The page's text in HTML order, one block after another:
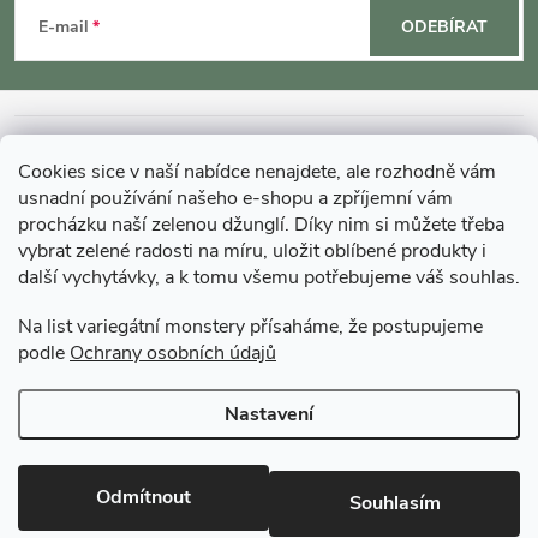
Cookies sice v naší nabídce nenajdete, ale rozhodně vám
usnadní používání našeho e-shopu a zpříjemní vám
procházku naší zelenou džunglí. Díky nim si můžete třeba
vybrat zelené radosti na míru, uložit oblíbené produkty i
další vychytávky, a k tomu všemu potřebujeme váš souhlas.
Na list variegátní monstery přísaháme, že postupujeme
podle Ochrany osobních údajů
Nastavení
Odmítnout Souhlasím
í
p
r
v
k
y
v
p
i
p
a
E-mail ODEBÍRAT
MOHLO BY VÁS ZAJÍMAT
O GARDNERS
Gardners Design - Projekt, realizace a údržba zahrad a interiérů
Copyright 2026Gardners-eshop.cz. Všechna práva vyhrazena.Upravit
nastavení cookies